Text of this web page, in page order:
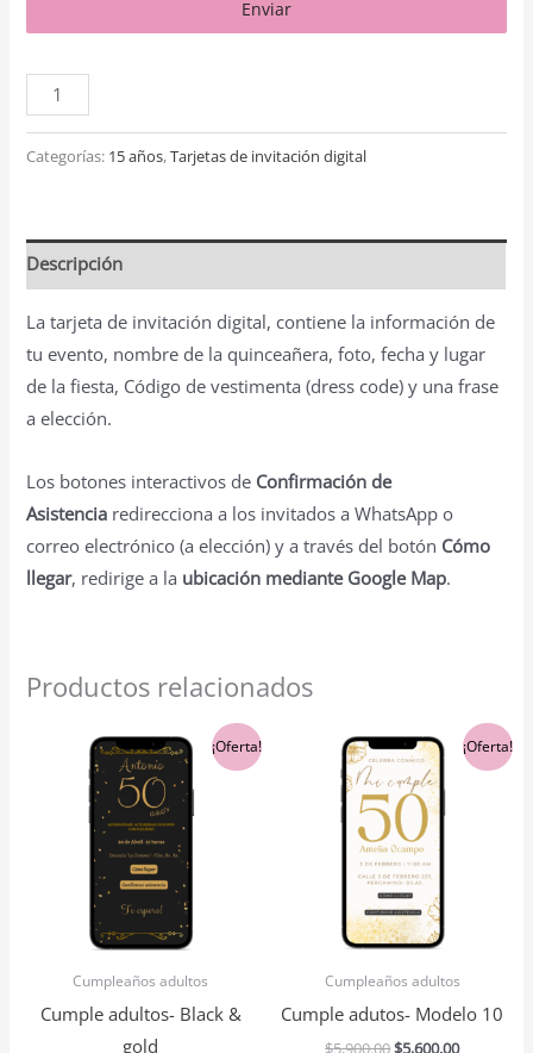
Enviar
Categorías: 15 años,Tarjetas de invitación digital
Descripción
La tarjeta de invitación digital, contiene la información de
tu evento, nombre de la quinceañera, foto, fecha y lugar
de la fiesta, Código de vestimenta (dress code) y una frase
a elección.
Los botones interactivos de Confirmación de
Asistencia redirecciona a los invitados a WhatsApp o
correo electrónico (a elección) y a través del botón Cómo
llegar, redirige a la ubicación mediante Google Map.
Productos relacionados
¡Oferta!
Cumpleaños adultos
Cumple adultos- Black &
gold
El
precio
original
era:
$5,900.00.
El
precio
¡Oferta!
Cumpleaños adultos
Cumple adutos- Modelo 10
$5,900.00
El
precio
original
era:
$5,900.00.
$5,600.00
El
precio